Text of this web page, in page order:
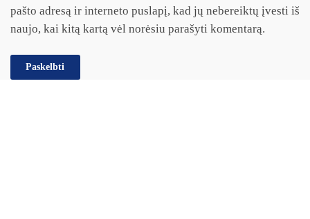
pašto adresą ir interneto puslapį, kad jų nebereiktų įvesti iš
naujo, kai kitą kartą vėl norėsiu parašyti komentarą.